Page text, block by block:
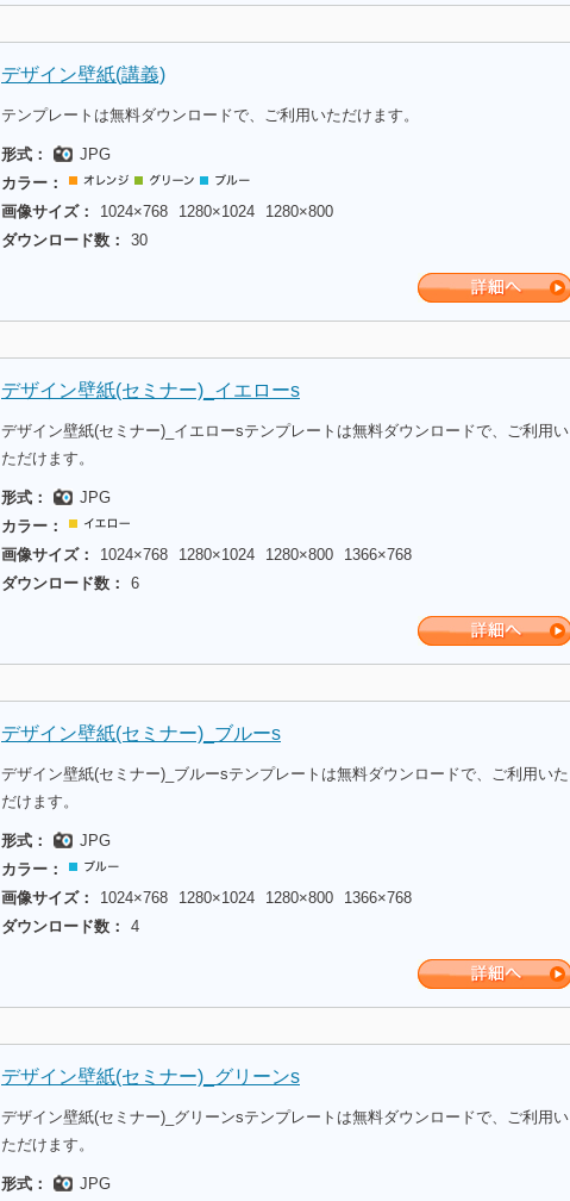
デザイン壁紙(講義)
テンプレートは無料ダウンロードで、ご利用いただけます。
形式：
JPG
カラー：
画像サイズ：
1024×768 1280×1024
1280×800
ダウンロード数：
30
デザイン壁紙(セミナー)_イエローs
デザイン壁紙(セミナー)_イエローsテンプレートは無料ダウンロードで、ご利用い
ただけます。
形式：
JPG
カラー：
画像サイズ：
1024×768 1280×1024 1280×800
1366×768
ダウンロード数：
6
デザイン壁紙(セミナー)_ブルーs
デザイン壁紙(セミナー)_ブルーsテンプレートは無料ダウンロードで、ご利用いた
だけます。
形式：
JPG
カラー：
画像サイズ：
1024×768 1280×1024 1280×800
1366×768
ダウンロード数：
4
デザイン壁紙(セミナー)_グリーンs
デザイン壁紙(セミナー)_グリーンsテンプレートは無料ダウンロードで、ご利用い
ただけます。
形式：
JPG